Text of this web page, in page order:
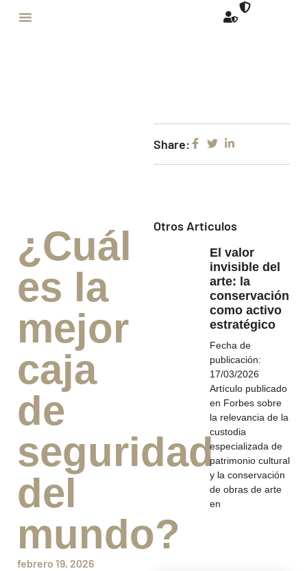
¿Cuál
es la
mejor
caja
de
seguridad
del
mundo?
febrero 19, 2026
Share:
Otros Articulos
El valor
invisible del
arte: la
conservación
como activo
estratégico​
Fecha de
publicación:
17/03/2026
Artículo publicado
en Forbes sobre
la relevancia de la
custodia
especializada de
patrimonio cultural
y la conservación
de obras de arte
en